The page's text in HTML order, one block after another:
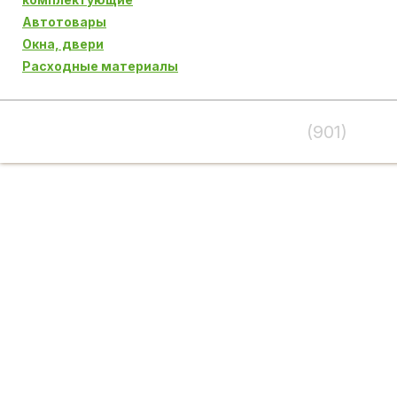
Автотовары
Окна, двери
Расходные материалы
(901)